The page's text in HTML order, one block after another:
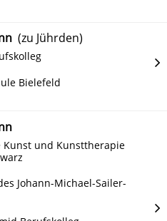
(zu Jührden)
Bielefeld
und Kunsttherapie
Johann-Michael-Sailer-